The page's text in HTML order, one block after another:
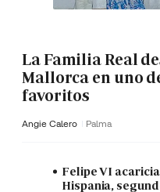
La Familia Real
Mallorca en uno
favoritos
Angie Calero Palma
Felipe VI
Hispania,